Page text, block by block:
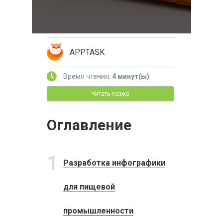
APPTASK
Время чтения: 4 минут(ы)
Читать позже
Оглавление
1 Разработка инфографики
для пищевой
промышленности